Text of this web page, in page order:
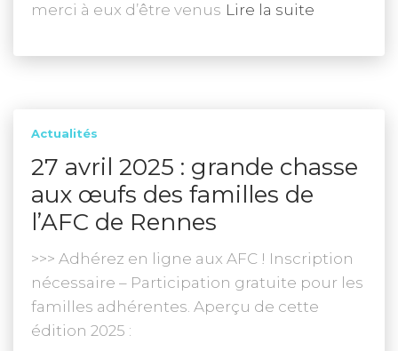
merci à eux d’être venus Lire la suite
Actualités
27 avril 2025 : grande chasse
aux œufs des familles de
l’AFC de Rennes
>>> Adhérez en ligne aux AFC ! Inscription
nécessaire – Participation gratuite pour les
familles adhérentes. Aperçu de cette
édition 2025 :